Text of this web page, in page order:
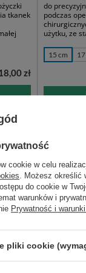
tkanek
zł
do
podczas
użytku, ze
15 cm
Nożyczki
SIMS 23
cookie w celu
. Możesz określić
do cookie w
warunków i
Prywatność i
pliki cookie